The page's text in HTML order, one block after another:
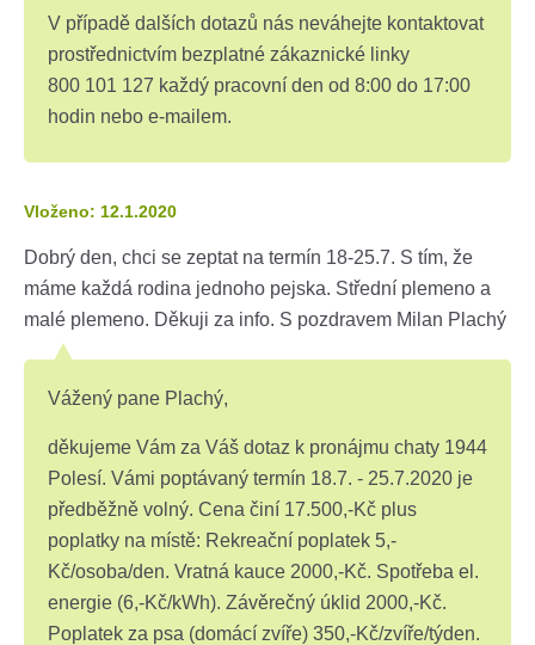
V případě dalších dotazů nás neváhejte kontaktovat
prostřednictvím bezplatné zákaznické linky
800 101 127 každý pracovní den od 8:00 do 17:00
hodin nebo e-mailem.
Vloženo: 12.1.2020
Dobrý den, chci se zeptat na termín 18-25.7. S tím, že
máme každá rodina jednoho pejska. Střední plemeno a
malé plemeno. Děkuji za info. S pozdravem Milan Plachý
Vážený pane Plachý,
děkujeme Vám za Váš dotaz k pronájmu chaty 1944
Polesí. Vámi poptávaný termín 18.7. - 25.7.2020 je
předběžně volný. Cena činí 17.500,-Kč plus
poplatky na místě: Rekreační poplatek 5,-
Kč/osoba/den. Vratná kauce 2000,-Kč. Spotřeba el.
energie (6,-Kč/kWh). Závěrečný úklid 2000,-Kč.
Poplatek za psa (domácí zvíře) 350,-Kč/zvíře/týden.